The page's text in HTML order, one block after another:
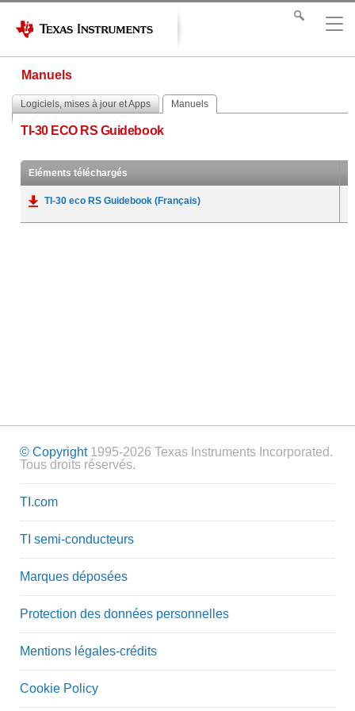
Manuels
Logiciels, mises à jour et Apps Manuels
TI-30 ECO RS Guidebook
Eléments téléchargés
TI-30 eco RS Guidebook (Français)
© Copyright1995-2026 Texas Instruments Incorporated.
Tous droits réservés.
TI.com
TI semi-conducteurs
Marques déposées
Protection des données personnelles
Mentions légales-crédits
Cookie Policy